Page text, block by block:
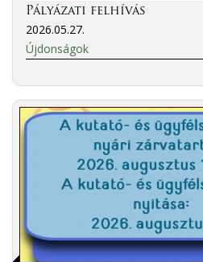
Pályázati felhívás
2026.05.27.
Újdonságok